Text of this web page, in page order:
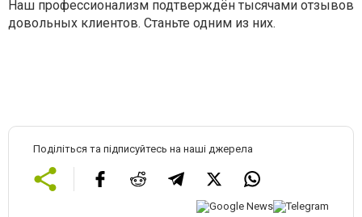
Наш профессионализм подтверждён тысячами отзывов
довольных клиентов. Станьте одним из них.
Поділіться та підписуйтесь на наші джерела